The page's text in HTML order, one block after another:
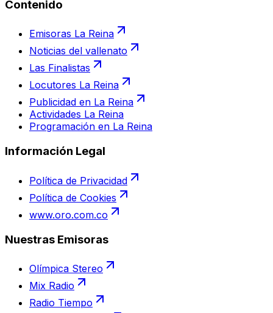
Contenido
Emisoras La Reina
Noticias del vallenato
Las Finalistas
Locutores La Reina
Publicidad en La Reina
Actividades La Reina
Programación en La Reina
Información Legal
Política de Privacidad
Política de Cookies
www.oro.com.co
Nuestras Emisoras
Olímpica Stereo
Mix Radio
Radio Tiempo